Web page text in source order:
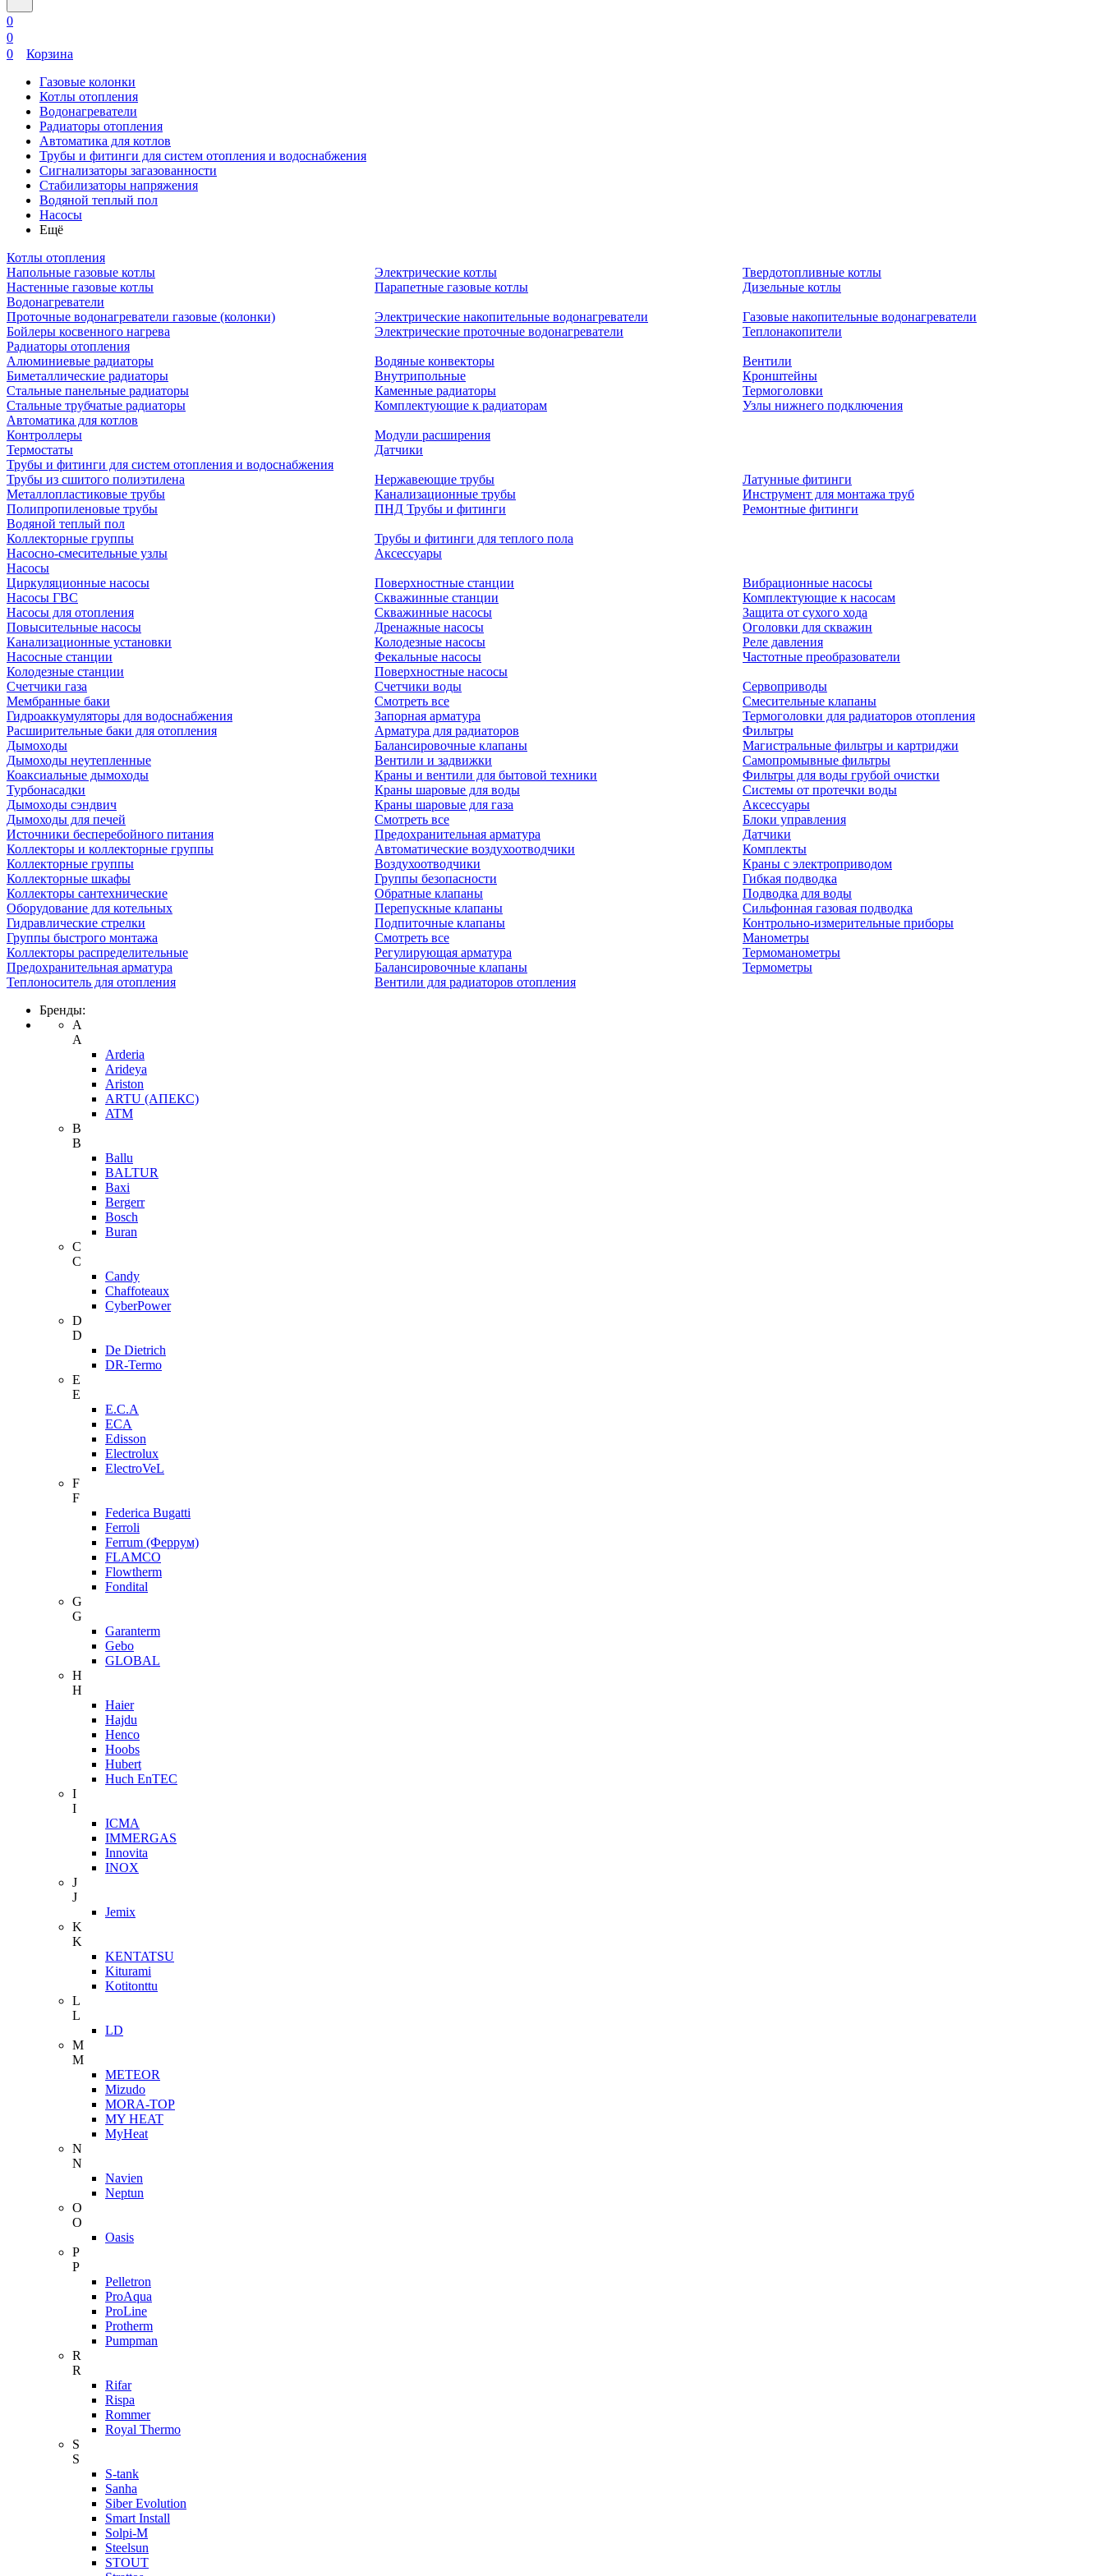
0
0
0
Корзина
Газовые колонки
Котлы отопления
Водонагреватели
Радиаторы отопления
Автоматика для котлов
Трубы и фитинги для систем отопления и водоснабжения
Сигнализаторы загазованности
Стабилизаторы напряжения
Водяной теплый пол
Насосы
Ещё
Котлы отопления
Напольные газовые котлы
Настенные газовые котлы
Электрические котлы
Парапетные газовые котлы
Твердотопливные котлы
Дизельные котлы
Водонагреватели
Проточные водонагреватели газовые (колонки)
Бойлеры косвенного нагрева
Электрические накопительные водонагреватели
Электрические проточные водонагреватели
Газовые накопительные водонагреватели
Теплонакопители
Радиаторы отопления
Алюминиевые радиаторы
Биметаллические радиаторы
Стальные панельные радиаторы
Стальные трубчатые радиаторы
Водяные конвекторы
Внутрипольные
Каменные радиаторы
Комплектующие к радиаторам
Вентили
Кронштейны
Термоголовки
Узлы нижнего подключения
Автоматика для котлов
Контроллеры
Термостаты
Модули расширения
Датчики
Трубы и фитинги для систем отопления и водоснабжения
Трубы из сшитого полиэтилена
Металлопластиковые трубы
Полипропиленовые трубы
Нержавеющие трубы
Канализационные трубы
ПНД Трубы и фитинги
Латунные фитинги
Инструмент для монтажа труб
Ремонтные фитинги
Водяной теплый пол
Коллекторные группы
Насосно-смесительные узлы
Трубы и фитинги для теплого пола
Аксессуары
Насосы
Циркуляционные насосы
Насосы ГВС
Насосы для отопления
Повысительные насосы
Канализационные установки
Насосные станции
Колодезные станции
Поверхностные станции
Скважинные станции
Скважинные насосы
Дренажные насосы
Колодезные насосы
Фекальные насосы
Поверхностные насосы
Вибрационные насосы
Комплектующие к насосам
Защита от сухого хода
Оголовки для скважин
Реле давления
Частотные преобразователи
Счетчики газа
Мембранные баки
Гидроаккумуляторы для водоснабжения
Расширительные баки для отопления
Дымоходы
Дымоходы неутепленные
Коаксиальные дымоходы
Турбонасадки
Дымоходы сэндвич
Дымоходы для печей
Источники бесперебойного питания
Коллекторы и коллекторные группы
Коллекторные группы
Коллекторные шкафы
Коллекторы сантехнические
Оборудование для котельных
Гидравлические стрелки
Группы быстрого монтажа
Коллекторы распределительные
Предохранительная арматура
Теплоноситель для отопления
Счетчики воды
Смотреть все
Запорная арматура
Арматура для радиаторов
Балансировочные клапаны
Вентили и задвижки
Краны и вентили для бытовой техники
Краны шаровые для воды
Краны шаровые для газа
Смотреть все
Предохранительная арматура
Автоматические воздухоотводчики
Воздухоотводчики
Группы безопасности
Обратные клапаны
Перепускные клапаны
Подпиточные клапаны
Смотреть все
Регулирующая арматура
Балансировочные клапаны
Вентили для радиаторов отопления
Сервоприводы
Смесительные клапаны
Термоголовки для радиаторов отопления
Фильтры
Магистральные фильтры и картриджи
Самопромывные фильтры
Фильтры для воды грубой очистки
Системы от протечки воды
Аксессуары
Блоки управления
Датчики
Комплекты
Краны с электроприводом
Гибкая подводка
Подводка для воды
Сильфонная газовая подводка
Контрольно-измерительные приборы
Манометры
Термоманометры
Термометры
Бренды:
A
A
Arderia
Arideya
Ariston
ARTU (АПЕКС)
ATM
B
B
Ballu
BALTUR
Baxi
Bergerr
Bosch
Buran
C
C
Candy
Chaffoteaux
CyberPower
D
D
De Dietrich
DR-Termo
E
E
E.C.A
ECA
Edisson
Electrolux
ElectroVeL
F
F
Federica Bugatti
Ferroli
Ferrum (Феррум)
FLAMCO
Flowtherm
Fondital
G
G
Garanterm
Gebo
GLOBAL
H
H
Haier
Hajdu
Henco
Hoobs
Hubert
Huch EnTEC
I
I
ICMA
IMMERGAS
Innovita
INOX
J
J
Jemix
K
K
KENTATSU
Kiturami
Kotitonttu
L
L
LD
M
M
METEOR
Mizudo
MORA-TOP
MY HEAT
MyHeat
N
N
Navien
Neptun
O
O
Oasis
P
P
Pelletron
ProAqua
ProLine
Protherm
Pumpman
R
R
Rifar
Rispa
Rommer
Royal Thermo
S
S
S-tank
Sanha
Siber Evolution
Smart Install
Solpi-M
Steelsun
STOUT